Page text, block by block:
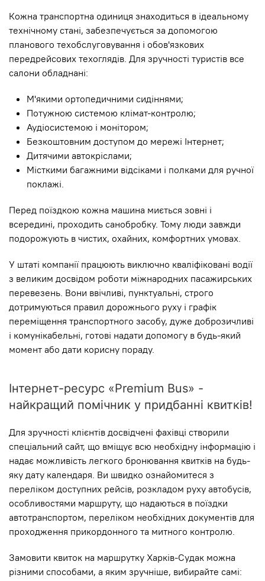
Кожна транспортна одиниця знаходиться в ідеальному
технічному стані, забезпечується за допомогою
планового техобслуговування і обов'язкових
передрейсових техоглядів. Для зручності туристів все
салони обладнані:
М'якими ортопедичними сидіннями;
Потужною системою клімат-контролю;
Аудіосистемою і монітором;
Безкоштовним доступом до мережі Інтернет;
Дитячими автокріслами;
Місткими багажними відсіками і полками для ручної
поклажі.
Перед поїздкою кожна машина миється зовні і
всередині, проходить санобробку. Тому люди завжди
подорожують в чистих, охайних, комфортних умовах.
У штаті компанії працюють виключно кваліфіковані водії
з великим досвідом роботи міжнародних пасажирських
перевезень. Вони ввічливі, пунктуальні, строго
дотримуються правил дорожнього руху і графік
переміщення транспортного засобу, дуже доброзичливі
і комунікабельні, готові надати допомогу в будь-який
момент або дати корисну пораду.
Інтернет-ресурс «Premium Bus» -
найкращий помічник у придбанні квитків!
Для зручності клієнтів досвідчені фахівці створили
спеціальний сайт, що вміщує всю необхідну інформацію і
надає можливість легкого бронювання квитків на будь-
яку дату календаря. Ви швидко ознайомитеся з
переліком доступних рейсів, розкладом руху автобусів,
особливостями маршруту, що надаються в поїздки
автотранспортом, переліком необхідних документів для
проходження прикордонного та митного контролю.
Замовити квиток на маршрутку Харків-Судак можна
різними способами, а яким зручніше, вибирайте самі: